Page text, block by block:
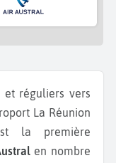
et réguliers vers
La Réunion
la première
en nombre